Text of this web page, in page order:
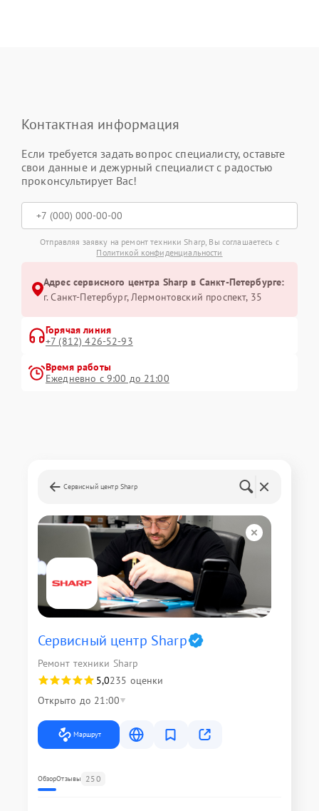
Контактная информация
Если требуется задать вопрос специалисту, оставьте
свои данные и дежурный специалист с радостью
проконсультирует Вас!
Отправляя заявку на ремонт техники Sharp, Вы соглашаетесь с
Политикой конфиденциальности
Адрес сервисного центра Sharp в Санкт-Петербурге:
г. Санкт-Петербург, Лермонтовский проспект, 35
Горячая линия
+7 (812) 426-52-93
Время работы
Ежедневно с 9:00 до 21:00
Сервисный центр Sharp
Сервисный центр Sharp
Ремонт техники Sharp
5,0235 оценки
Открыто до 21:00
Маршрут
ОбзорОтзывы 250